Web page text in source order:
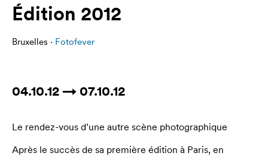
Édition 2012
Bruxelles · Fotofever
04.10.12 → 07.10.12
Le rendez-vous d’une autre scène photographique
Après le succès de sa première édition à Paris, en